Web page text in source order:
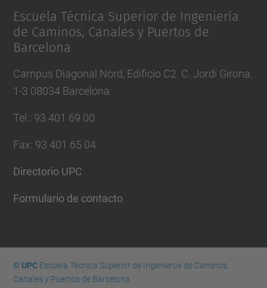
Escuela Técnica Superior de Ingeniería
de Caminos, Canales y Puertos de
Barcelona
Campus Diagonal Nord, Edificio C2. C. Jordi Girona,
1-3 08034 Barcelona
Tel. : 93 401 69 00
Fax: 93 401 65 04
Directorio UPC
Formulario de contacto
© UPCEscuela Técnica Superior de Ingenieros de Caminos,
Canales y Puertos de Barcelona